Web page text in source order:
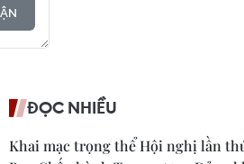
ĐỌC NHIỀU
Khai mạc trọng thể Hội nghị lần